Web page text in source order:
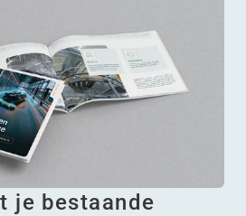
je bestaande